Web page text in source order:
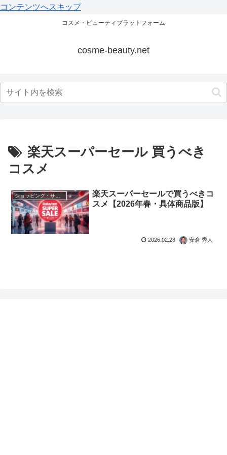
コンテンツへスキップ
コスメ・ビューティプラットフォーム
cosme-beauty.net
楽天スーパーセール 買うべき
コスメ
ショッピング・サロン
楽天スーパーセールで買うべきコ
スメ【2026年春・具体商品版】
2026.02.28 安倉 秀人